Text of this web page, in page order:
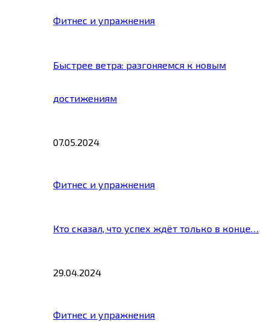
Фитнес и упражнения
Быстрее ветра: разгоняемся к новым
достижениям
07.05.2024
Фитнес и упражнения
Кто сказал, что успех ждёт только в конце…
29.04.2024
Фитнес и упражнения